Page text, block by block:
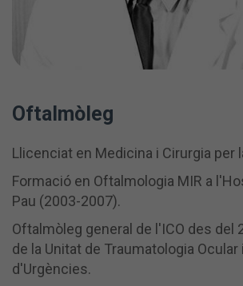
Oftalmòleg
Llicenciat en Medicina i Cirurgia per
Formació en Oftalmologia MIR a
Pau (2003-2007).
Oftalmòleg general de l'ICO des del
de la Unitat de Traumatologia Ocular
d'Urgències.